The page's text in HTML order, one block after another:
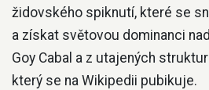
židovského spiknutí, které se
a získat světovou dominanci
Goy Cabal a z utajených
který se na Wikipedii pubikuje.